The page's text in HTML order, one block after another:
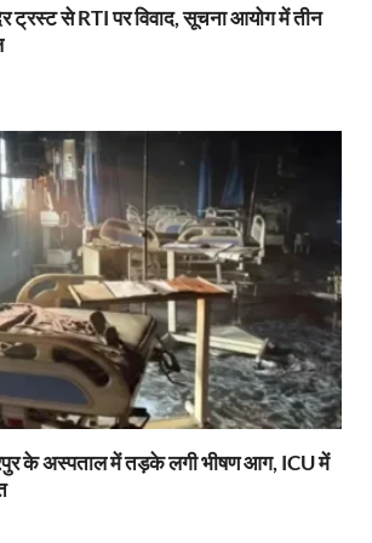
ट्रस्ट से RTI पर विवाद, सूचना आयोग में तीन
के अस्पताल में तड़के लगी भीषण आग, ICU में